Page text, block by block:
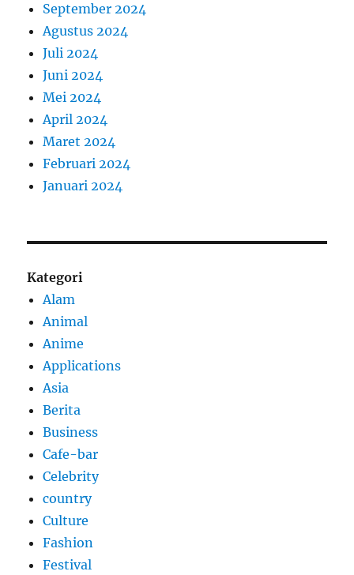
September 2024
Agustus 2024
Juli 2024
Juni 2024
Mei 2024
April 2024
Maret 2024
Februari 2024
Januari 2024
Kategori
Alam
Animal
Anime
Applications
Asia
Berita
Business
Cafe-bar
Celebrity
country
Culture
Fashion
Festival